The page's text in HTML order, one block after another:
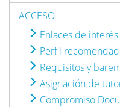
ACCESO
Enlaces de interés
Perfil
Requisitos y
Asignación de
Compromiso